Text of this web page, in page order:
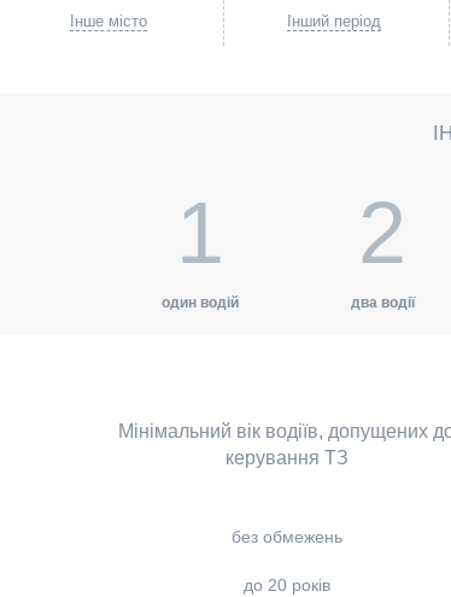
Інше місто Інший період
1
один водій
2
два водії
Мінімальний вік водіїв, допущених
керування ТЗ
без обмежень
до 20 років